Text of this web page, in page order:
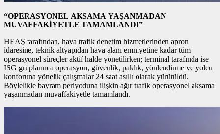
“OPERASYONEL AKSAMA YAŞANMADAN
MUVAFFAKİYETLE TAMAMLANDI”
HEAŞ tarafından, hava trafik denetim hizmetlerinden apron
idaresine, teknik altyapıdan hava alanı emniyetine kadar tüm
operasyonel süreçler aktif halde yönetilirken; terminal tarafında ise
ISG gruplarınca operasyon, güvenlik, paklık, yönlendirme ve yolcu
konforuna yönelik çalışmalar 24 saat asıllı olarak yürütüldü.
Böylelikle bayram periyoduna ilişkin ağır trafik operasyonel aksama
yaşanmadan muvaffakiyetle tamamlandı.